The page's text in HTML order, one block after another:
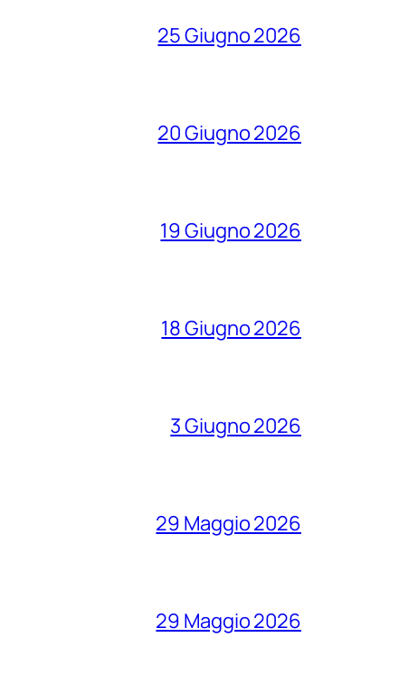
25 Giugno 2026
20 Giugno 2026
19 Giugno 2026
18 Giugno 2026
3 Giugno 2026
29 Maggio 2026
29 Maggio 2026